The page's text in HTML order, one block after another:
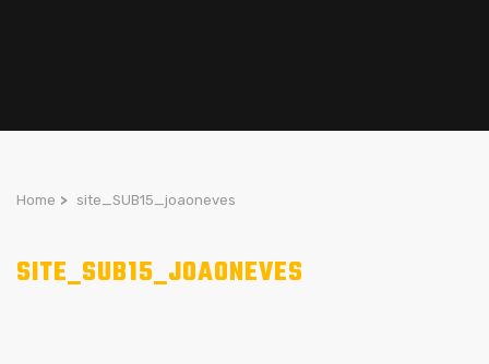
Home > site_SUB15_joaoneves
SITE_SUB15_JOAONEVES